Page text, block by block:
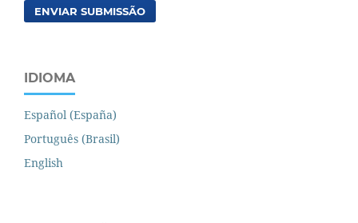
ENVIAR SUBMISSÃO
IDIOMA
Español (España)
Português (Brasil)
English